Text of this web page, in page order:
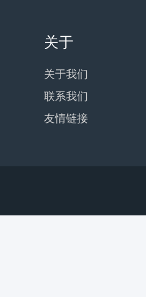
关于
关于我们
联系我们
友情链接